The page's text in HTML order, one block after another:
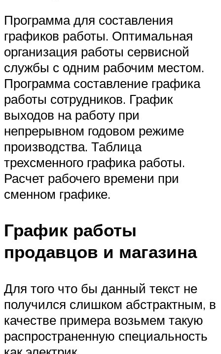
Программа для составления
графиков работы. Оптимальная
организация работы сервисной
службы с одним рабочим местом.
Программа составление графика
работы сотрудников. График
выходов на работу при
непрерывном годовом режиме
производства. Таблица
трехсменного графика работы.
Расчет рабочего времени при
сменном графике.
График работы
продавцов и магазина
Для того что бы данный текст не
получился слишком абстрактным, в
качестве примера возьмем такую
распространенную специальность